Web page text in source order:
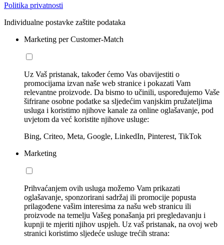
Politika privatnosti
Individualne postavke zaštite podataka
Marketing per Customer-Match
Uz Vaš pristanak, također ćemo Vas obavijestiti o
promocijama izvan naše web stranice i pokazati Vam
relevantne proizvode. Da bismo to učinili, uspoređujemo Vaše
šifrirane osobne podatke sa sljedećim vanjskim pružateljima
usluga i koristimo njihove kanale za online oglašavanje, pod
uvjetom da već koristite njihove usluge:
Bing, Criteo, Meta, Google, LinkedIn, Pinterest, TikTok
Marketing
Prihvaćanjem ovih usluga možemo Vam prikazati
oglašavanje, sponzorirani sadržaj ili promocije popusta
prilagođene vašim interesima za našu web stranicu ili
proizvode na temelju Vašeg ponašanja pri pregledavanju i
kupnji te mjeriti njihov uspjeh. Uz vaš pristanak, na ovoj web
stranici koristimo sljedeće usluge trećih strana: